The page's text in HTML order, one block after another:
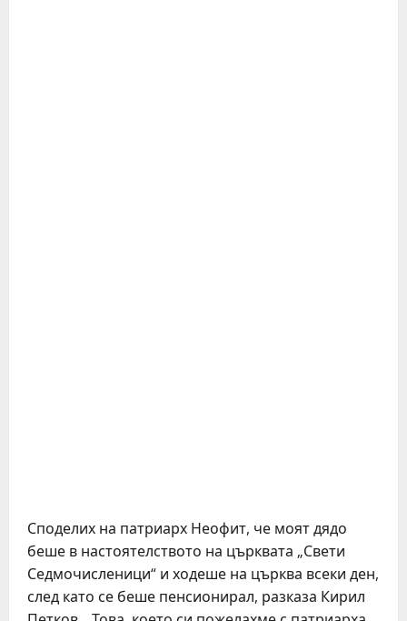
Споделих на патриарх Неофит, че моят дядо
беше в настоятелството на църквата „Свети
Седмочисленици“ и ходеше на църква всеки ден,
след като се беше пенсионирал, разказа Кирил